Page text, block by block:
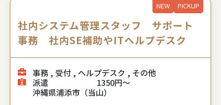
NEW PICKUP
社内システム管理スタッフ サポート
事務 社内SE補助やITヘルプデスク
事務 , 受付 , ヘルプデスク , その他
派遣
1350円～
沖縄県浦添市（当山）